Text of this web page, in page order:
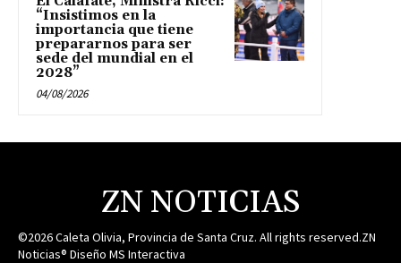
“Insistimos en la
importancia que tiene
prepararnos para ser
sede del mundial en el
2028”
04/08/2026
ZN NOTICIAS
©2026 Caleta Olivia, Provincia de Santa Cruz. All rights reserved.ZN
Noticias® Diseño MS Interactiva